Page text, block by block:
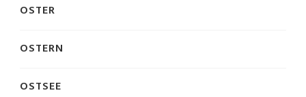
OSTER
OSTERN
OSTSEE